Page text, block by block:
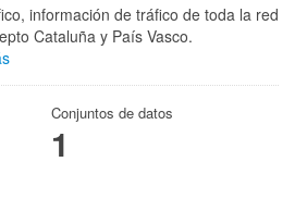
información de tráfico de toda la red
Cataluña y País Vasco.
Conjuntos de datos
1